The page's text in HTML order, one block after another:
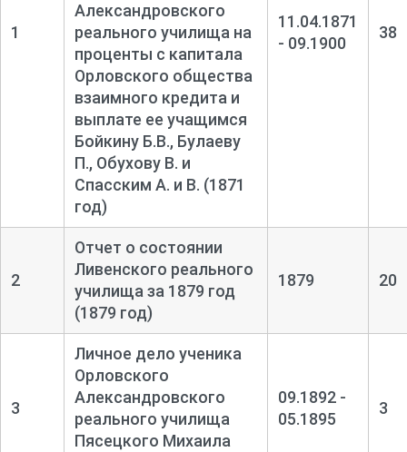
1
Александровского
реального училища на
проценты с капитала
Орловского общества
взаимного кредита и
выплате ее учащимся
Бойкину Б.В., Булаеву
П., Обухову В. и
Спасским А. и В. (1871
год)
11.04.1871
- 09.1900
38
2
Отчет о состоянии
Ливенского реального
училища за 1879 год
(1879 год)
1879 20
3
Личное дело ученика
Орловского
Александровского
реального училища
Пясецкого Михаила
09.1892 -
05.1895
3